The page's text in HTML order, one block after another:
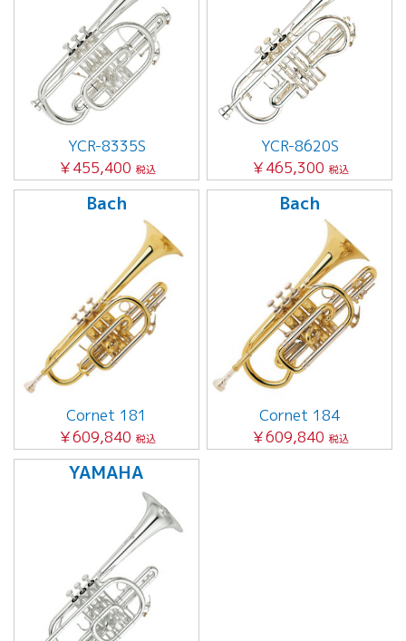
YCR-8335S
￥455,400 税込
YCR-8620S
￥465,300 税込
Bach
Cornet 181
￥609,840 税込
Bach
Cornet 184
￥609,840 税込
YAMAHA